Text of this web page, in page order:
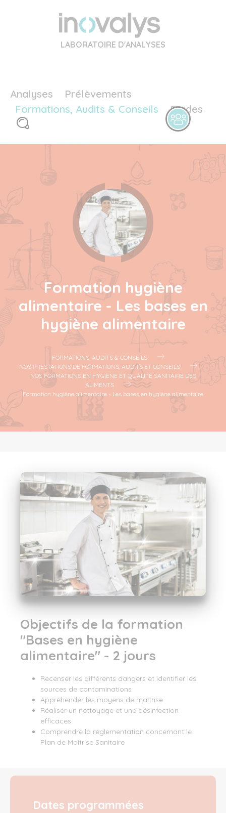
LABORATOIRE D'ANALYSES
Analyses
Prélèvements
Formations, Audits & Conseils
Etudes
Formation hygiène
alimentaire - Les bases en
hygiène alimentaire
FORMATIONS, AUDITS & CONSEILS
NOS PRESTATIONS DE FORMATIONS, AUDITS ET CONSEILS
NOS FORMATIONS EN HYGIÈNE ET QUALITÉ SANITAIRE DES
ALIMENTS
Formation hygiène alimentaire - Les bases en hygiène alimentaire
Show larger version for:
Objectifs de la formation
"Bases en hygiène
alimentaire" - 2 jours
Recenser les différents dangers et identifier les
sources de contaminations
Appréhender les moyens de maîtrise
Réaliser un nettoyage et une désinfection
efficaces
Comprendre la réglementation concernant le
Plan de Maîtrise Sanitaire
Dates programmées